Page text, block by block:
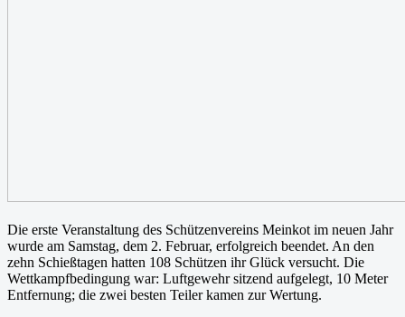
Die erste Veranstaltung des Schützenvereins Meinkot im neuen Jahr
wurde am Samstag, dem 2. Februar, erfolgreich beendet. An den
zehn Schießtagen hatten 108 Schützen ihr Glück versucht. Die
Wettkampfbedingung war: Luftgewehr sitzend aufgelegt, 10 Meter
Entfernung; die zwei besten Teiler kamen zur Wertung.